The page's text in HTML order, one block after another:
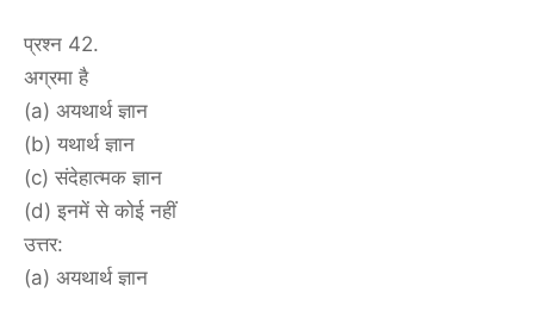
प्रश्न 42.
अग्रमा है
(a) अयथार्थ ज्ञान
(b) यथार्थ ज्ञान
(c) संदेहात्मक ज्ञान
(d) इनमें से कोई नहीं
उत्तर:
(a) अयथार्थ ज्ञान